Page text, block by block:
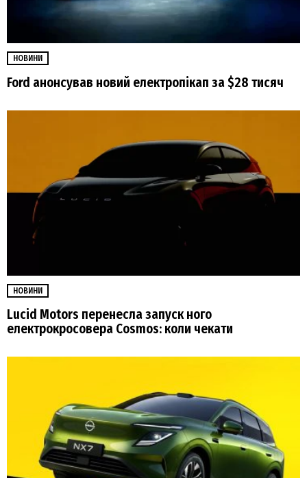
НОВИНИ
Ford анонсував новий електропікап за $28 тисяч
НОВИНИ
Lucid Motors перенесла запуск ного
електрокросовера Cosmos: коли чекати